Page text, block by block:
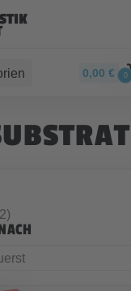
0,00€ 0